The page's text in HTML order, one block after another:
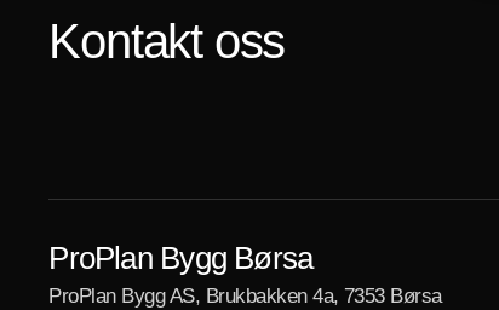
Kontakt oss
ProPlan Bygg Børsa
ProPlan Bygg AS, Brukbakken 4a, 7353 Børsa